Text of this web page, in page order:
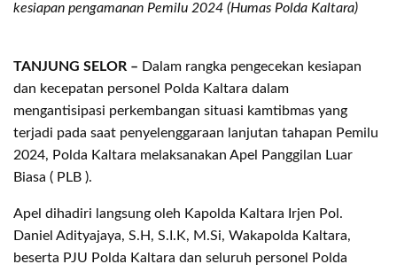
kesiapan pengamanan Pemilu 2024 (Humas Polda Kaltara)
TANJUNG SELOR – Dalam rangka pengecekan kesiapan
dan kecepatan personel Polda Kaltara dalam
mengantisipasi perkembangan situasi kamtibmas yang
terjadi pada saat penyelenggaraan lanjutan tahapan Pemilu
2024, Polda Kaltara melaksanakan Apel Panggilan Luar
Biasa ( PLB ).
Apel dihadiri langsung oleh Kapolda Kaltara Irjen Pol.
Daniel Adityajaya, S.H, S.I.K, M.Si, Wakapolda Kaltara,
beserta PJU Polda Kaltara dan seluruh personel Polda